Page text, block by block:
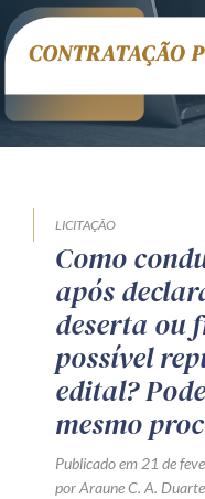
Av.
Batel
LICITAÇÃO
Como
após
deserta ou
possível
edital?
mesmo
Publicado em 21 de
por Araune C. A.